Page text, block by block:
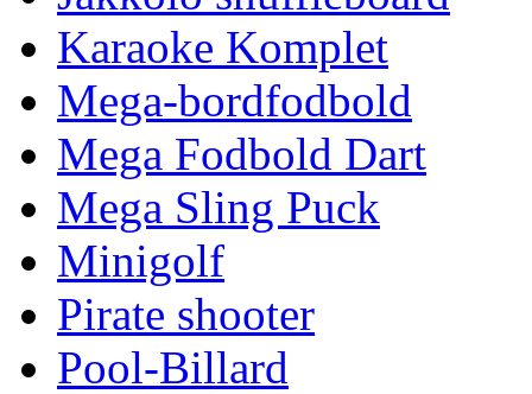
Karaoke Komplet
Mega-bordfodbold
Mega Fodbold Dart
Mega Sling Puck
Minigolf
Pirate shooter
Pool-Billard